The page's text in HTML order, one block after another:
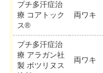
プチ多汗症治
療 コアトック
ス®
両ワキ
プチ多汗症治
療 アラガン社
製 ボツリヌス
両ワキ